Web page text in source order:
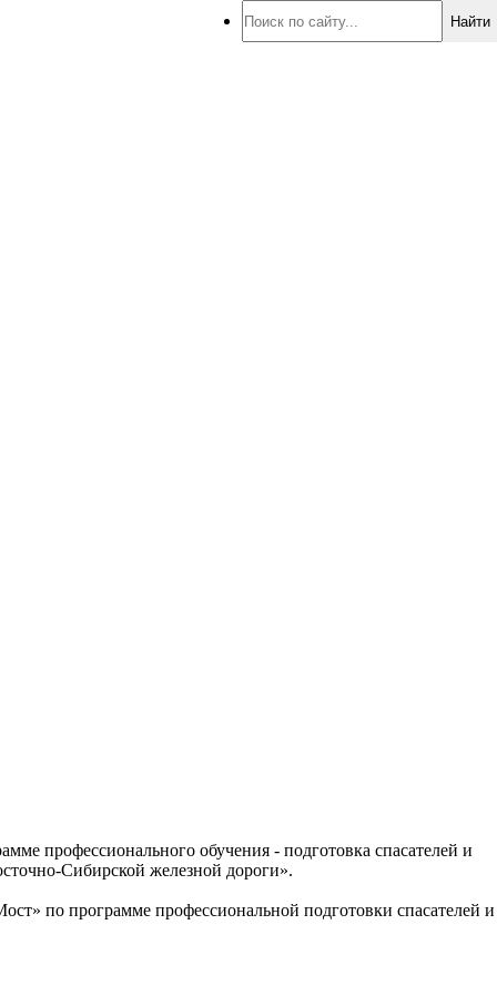
Найти
профессионального обучения - подготовка спасателей и
Сибирской железной дороги».
по программе профессиональной подготовки спасателей и